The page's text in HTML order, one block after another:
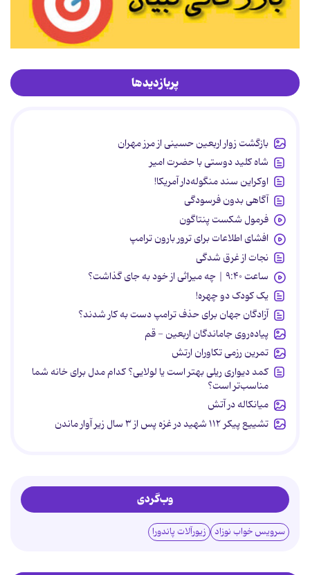
پربازدیدها
بازگشت زوار اربعین حسینی از مرز مهران
شاه کلید دوستی با حضرت امیر
اوکراین سند منگوله‌دار آمریکا!
آگاهی بدون فرسودگی
فرمول شکست پنتاگون
افشای اطلاعات برای ترور بارون ترامپ
نجات از غرق شدگی
ساعت ۹:۴۰ | چه میراثی از خود به جای گذاشت؟
یک کودک دو چهره!
آزادگان جهان برای حذف ترامپ دست به کار شدند؟
پیاده‌روی جاماندگان اربعین - قم
تمرین رزمی تکاوران ارتش
کمد دیواری ریلی بهتر است یا لولایی؟ کدام مدل برای خانه شما
مناسب‌تر است؟
میانکاله در آتش
تشییع پیکر ۱۱۲ شهید در غزه پس از ۳ سال زیر آوار ماندن
وب‌گردی
سرویس خواب نوزاد زیورآلات پاندورا